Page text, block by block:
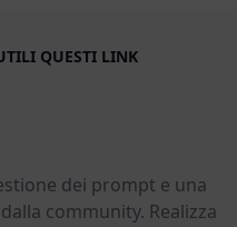
QUESTI LINK
dei prompt e una
community. Realizza